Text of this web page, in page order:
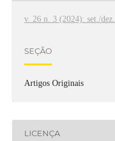
v. 26 n. 3 (2024): set./dez.
SEÇÃO
Artigos Originais
LICENÇA